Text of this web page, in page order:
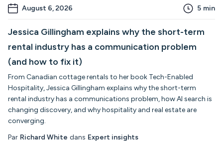
August 6, 2026 5 min
Jessica Gillingham explains why the short-term
rental industry has a communication problem
(and how to fix it)
From Canadian cottage rentals to her book Tech-Enabled
Hospitality, Jessica Gillingham explains why the short-term
rental industry has a communications problem, how AI search is
changing discovery, and why hospitality and real estate are
converging.
Par Richard White dans Expert insights